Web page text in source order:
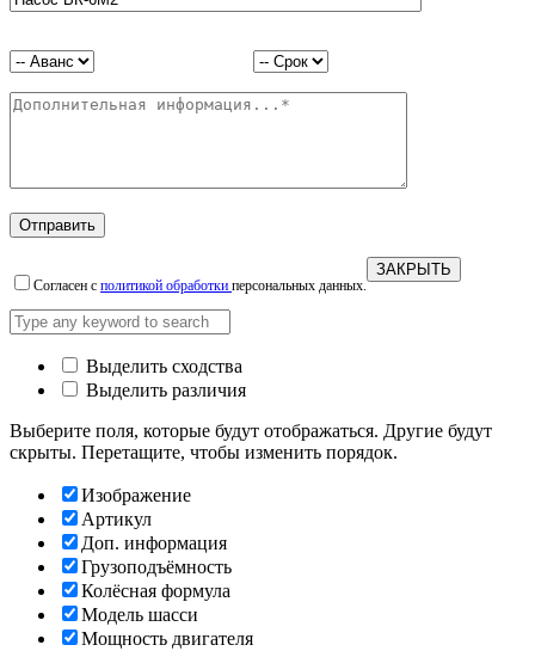
Согласен с политикой обработки персональных данных.
ЗАКРЫТЬ
Выделить сходства
Выделить различия
Выберите поля, которые будут отображаться. Другие будут
скрыты. Перетащите, чтобы изменить порядок.
Изображение
Артикул
Доп. информация
Грузоподъёмность
Колёсная формула
Модель шасси
Мощность двигателя